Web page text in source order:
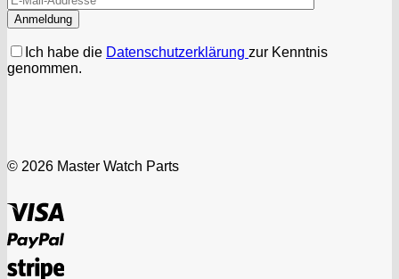
Ich habe die Datenschutzerklärung zur Kenntnis
genommen.
© 2026 Master Watch Parts
PayPal
Stripe